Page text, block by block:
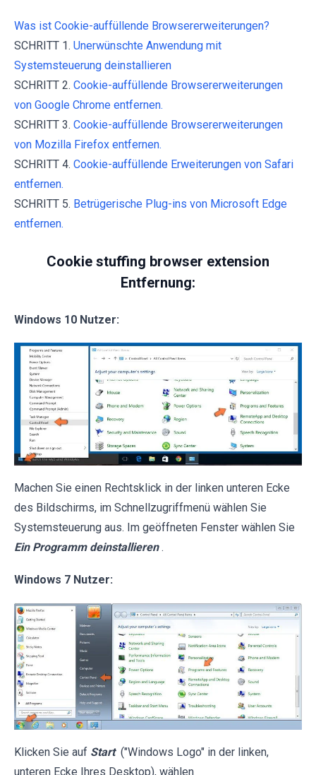
Was ist Cookie-auffüllende Browsererweiterungen?
SCHRITT 1. Unerwünschte Anwendung mit
Systemsteuerung deinstallieren
SCHRITT 2. Cookie-auffüllende Browsererweiterungen
von Google Chrome entfernen.
SCHRITT 3. Cookie-auffüllende Browsererweiterungen
von Mozilla Firefox entfernen.
SCHRITT 4. Cookie-auffüllende Erweiterungen von Safari
entfernen.
SCHRITT 5. Betrügerische Plug-ins von Microsoft Edge
entfernen.
Cookie stuffing browser extension
Entfernung:
Windows 10 Nutzer:
Machen Sie einen Rechtsklick in der linken unteren Ecke
des Bildschirms, im Schnellzugriffmenü wählen Sie
Systemsteuerung aus. Im geöffneten Fenster wählen Sie
Ein Programm deinstallieren .
Windows 7 Nutzer:
Klicken Sie auf Start ("Windows Logo" in der linken,
unteren Ecke Ihres Desktop), wählen